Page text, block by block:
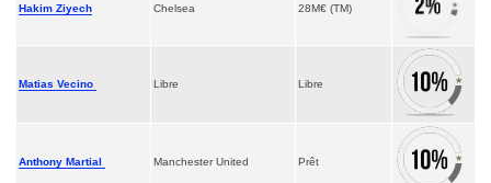
Hakim Ziyech Chelsea 28M€ (TM)
Matias Vecino Libre Libre
Anthony Martial Manchester United Prêt